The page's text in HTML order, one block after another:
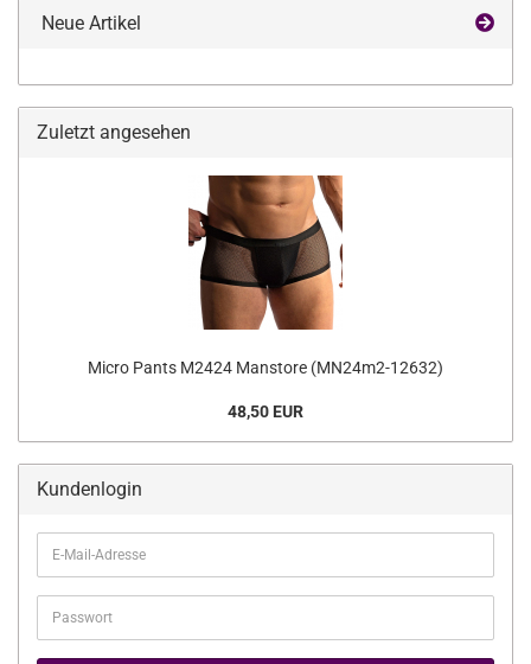
Neue Artikel
Zuletzt angesehen
Micro Pants M2424 Manstore (MN24m2-12632)
48,50 EUR
Kundenlogin
E-
Mail-
Adresse
Passwort